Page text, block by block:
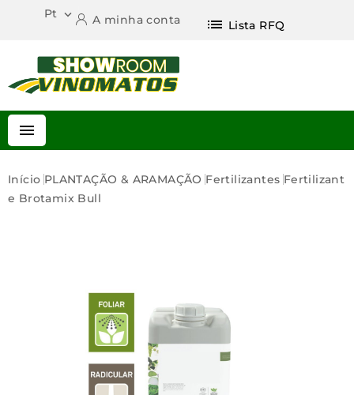
Pt  A minha conta list Lista RFQ

Início PLANTAÇÃO & ARAMAÇÃO Fertilizantes Fertilizant
E Brotamix Bull